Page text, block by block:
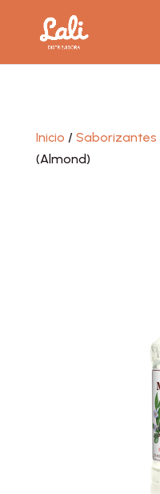
Inicio / Saborizantes
(Almond)